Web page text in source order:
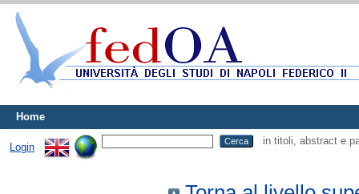
Home
Login
in titoli, abstract e